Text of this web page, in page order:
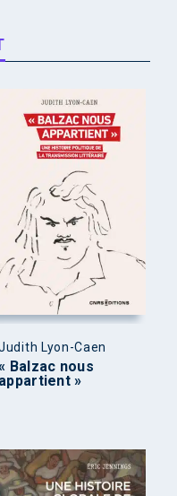
Lyon-Caen
Balzac nous
appartient »